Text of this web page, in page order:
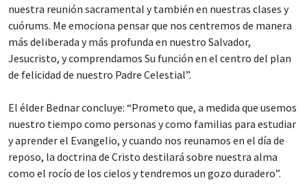
nuestra reunión sacramental y también en nuestras clases y
cuórums. Me emociona pensar que nos centremos de manera
más deliberada y más profunda en nuestro Salvador,
Jesucristo, y comprendamos Su función en el centro del plan
de felicidad de nuestro Padre Celestial”.
El élder Bednar concluye: “Prometo que, a medida que usemos
nuestro tiempo como personas y como familias para estudiar
y aprender el Evangelio, y cuando nos reunamos en el día de
reposo, la doctrina de Cristo destilará sobre nuestra alma
como el rocío de los cielos y tendremos un gozo duradero”.